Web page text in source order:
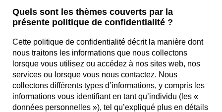
Quels sont les thèmes couverts par la
présente politique de confidentialité ?
Cette politique de confidentialité décrit la manière dont
nous traitons les informations que nous collectons
lorsque vous utilisez ou accédez à nos sites web, nos
services ou lorsque vous nous contactez. Nous
collectons différents types d’informations, y compris les
informations vous identifiant en tant qu’individu (les «
données personnelles »), tel qu’expliqué plus en détails